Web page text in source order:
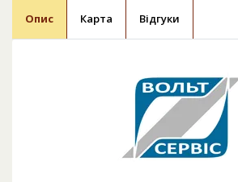
Опис Карта Відгуки